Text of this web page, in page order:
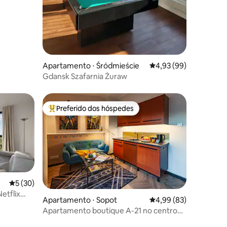
Apartamento ⋅ Śródmieście 4,93 de uma
4,93 (99)
Gdansk Szafarnia Żuraw
hóspedes
5 de uma avaliação média de 5, 30 avaliações
5 (30)
Entre os melhores preferidos dos hóspedes
Preferido dos hóspedes
Apartamento ⋅ Sopot 4,99 de uma
4,99 (83)
Apartamento boutique A-21 no centro